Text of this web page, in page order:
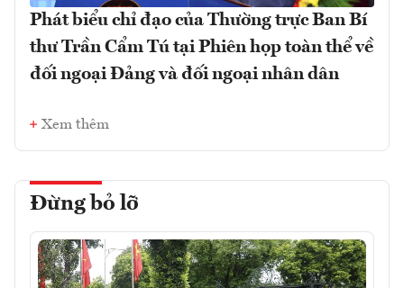
Phát biểu chỉ đạo của Thường trực Ban Bí
thư Trần Cẩm Tú tại Phiên họp toàn thể về
đối ngoại Đảng và đối ngoại nhân dân
Xem thêm
Đừng bỏ lỡ